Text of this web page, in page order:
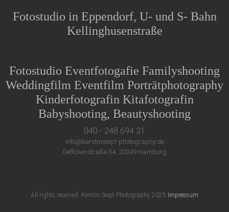
Fotostudio in Eppendorf, U- und S- Bahn
Kellinghusenstraße
Fotostudio Eventfotogafie Familyshooting
Weddingfilm Eventfilm Porträtphotography
Kinderfotografin Kitafotografin
Babyshooting, Beautyshooting
040 - 248 694 31
info@kerstinseipt-photography.de
Geffckenstraße 34, 20249 Hamburg
All rights reserved. Kerstin Seipt Photography 2025 Impressum